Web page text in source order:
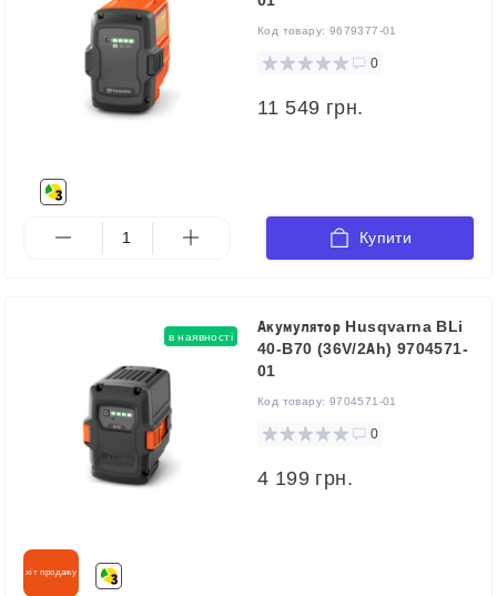
Код товару: 9679377-01
0
11 549 грн.
Купити
в наявності
хіт продажу
Акумулятор Husqvarna BLi
40-B70 (36V/2Аh) 9704571-
01
Код товару: 9704571-01
0
4 199 грн.